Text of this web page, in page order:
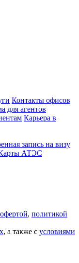
Контакты офисов
для агентов
Карьера в
запись на визу
АТЭС
офертой, политикой
, а также с условиями